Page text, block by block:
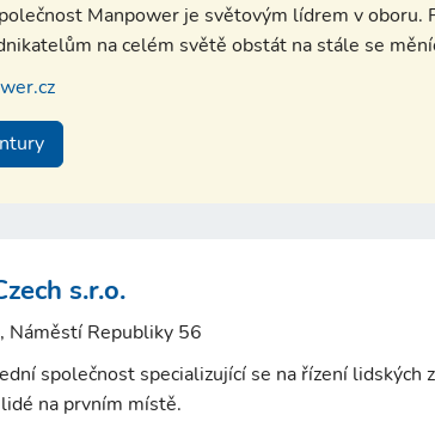
Manpower je světovým lídrem v
na celém světě obstát na stále se
s.r.o.
Náměstí Republiky 56
společnost specializující se na řízení
na prvním místě.